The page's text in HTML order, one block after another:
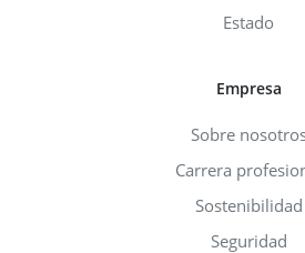
Estado
Empresa
Sobre
Carrera
Sostenibilidad
Seguridad